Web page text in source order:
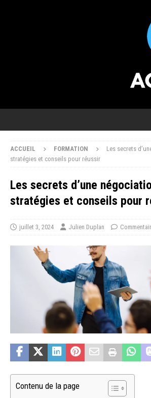
ACCUEIL FORMATION
Les secrets
stratégies et conseils pour réussir
Les secrets d’une
stratégies et conseils pour
juillet 3, 2024 Julien Duplan
Contenu de la page